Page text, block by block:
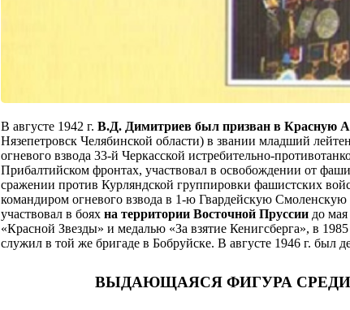
В августе 1942 г.В.Д. Димитриев был призван в Красную
Нязепетровск Челябинской области) в звании младший
огневого взвода 33-й Черкасской истребительно-
Прибалтийском фронтах, участвовал в освобождении от
сражении против Курляндской группировки фашистских
командиром огневого взвода в 1-ю Гвардейскую
участвовал в бояхна территории Восточной Пруссии до
«Красной Звезды» и медалью «За взятие Кенигсберга», в
служил в той же бригаде в Бобруйске. В августе 1946 г. был
ВЫДАЮЩАЯСЯ ФИГУРА